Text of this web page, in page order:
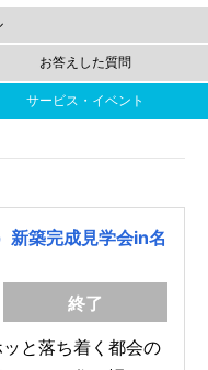
お答えした質問
サービス・イベント
新築完成見学会in名
終了
と落ち着く都会の